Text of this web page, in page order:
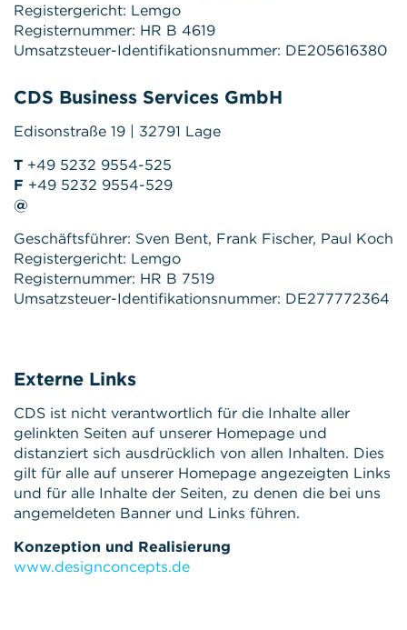
Registergericht: Lemgo
Registernummer: HR B 4619
Umsatzsteuer-Identifikationsnummer: DE205616380
CDS Business Services GmbH
Edisonstraße 19 | 32791 Lage
T +49 5232 9554-525
F +49 5232 9554-529
@
Geschäftsführer: Sven Bent, Frank Fischer, Paul Koch
Registergericht: Lemgo
Registernummer: HR B 7519
Umsatzsteuer-Identifikationsnummer: DE277772364
Externe Links
CDS ist nicht verantwortlich für die Inhalte aller
gelinkten Seiten auf unserer Homepage und
distanziert sich ausdrücklich von allen Inhalten. Dies
gilt für alle auf unserer Homepage angezeigten Links
und für alle Inhalte der Seiten, zu denen die bei uns
angemeldeten Banner und Links führen.
Konzeption und Realisierung
www.designconcepts.de